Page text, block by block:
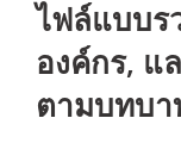
ไฟล์แบบร
องค์กร, แ
ตามบทบ